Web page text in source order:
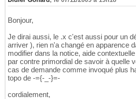
Bonjour,
Je dirai aussi, le .x c'est aussi pour un
arriver ), rien n'a changé en apparence
modifier dans la notice, aide
par contre primordial de savoir à quelle
cas de demande comme invoqué plus
topo de -={-_-}=-
cordialement,